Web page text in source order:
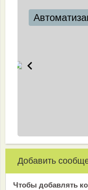
Добавить
Чтобы добавлять